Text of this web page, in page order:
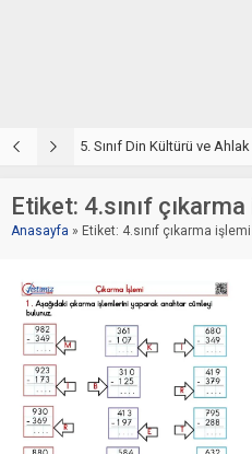
5. Sınıf Kur’an-ı Kerim ve
Etiket: 4.sınıf
Anasayfa » Etiket: 4.sınıf çıkarma